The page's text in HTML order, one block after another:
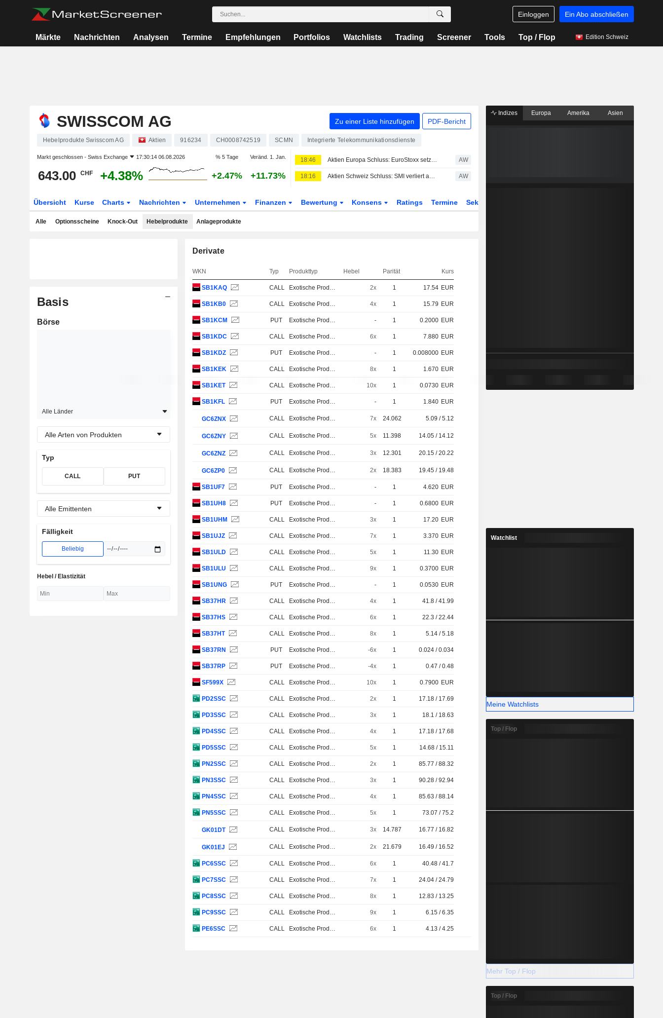
Einloggen Ein Abo abschließen
Märkte Nachrichten Analysen Termine Empfehlungen Portfolios Watchlists Trading Screener Tools Top / Flop Edition Schweiz
SWISSCOM AG Zu einer Liste hinzufügen PDF-Bericht
Hebelprodukte Swisscom AG Aktien 916234 CH0008742519 SCMN Integrierte Telekommunikationsdienste
Markt geschlossen - Swiss Exchange 17:30:14 06.08.2026 % 5 Tage Veränd. 1. Jan.
643.00 CHF +4.38% +2.47% +11.73%
18:46 Aktien Europa Schluss: EuroStoxx setzt Rekordlauf fort - Nahost-Hoffnung AW
18:16 Aktien Schweiz Schluss: SMI verliert an Schwung und beendet Gewinnserie AW
Übersicht Kurse Charts Nachrichten Unternehmen Finanzen Bewertung Konsens Ratings Termine Sektor
Alle Optionsscheine Knock-Out Hebelprodukte Anlageprodukte
Basis
Börse
Alle Länder
Alle Arten von Produkten
Typ
CALL PUT
Alle Emittenten
Fälligkeit
Beliebig
Hebel / Elastizität
Derivate
WKN Typ Produkttyp Hebel Parität Kurs
SB1KAQ CALL Exotische Produkte 2x 1 17.54 EUR
SB1KB0 CALL Exotische Produkte 4x 1 15.79 EUR
SB1KCM PUT Exotische Produkte - 1 0.2000 EUR
SB1KDC CALL Exotische Produkte 6x 1 7.880 EUR
SB1KDZ PUT Exotische Produkte - 1 0.008000 EUR
SB1KEK CALL Exotische Produkte 8x 1 1.670 EUR
SB1KET CALL Exotische Produkte 10x 1 0.0730 EUR
SB1KFL PUT Exotische Produkte - 1 1.840 EUR
GC6ZNX CALL Exotische Produkte 7x 24.062 5.09 / 5.12
GC6ZNY CALL Exotische Produkte 5x 11.398 14.05 / 14.12
GC6ZNZ CALL Exotische Produkte 3x 12.301 20.15 / 20.22
GC6ZP0 CALL Exotische Produkte 2x 18.383 19.45 / 19.48
SB1UF7 PUT Exotische Produkte - 1 4.620 EUR
SB1UH8 PUT Exotische Produkte - 1 0.6800 EUR
SB1UHM CALL Exotische Produkte 3x 1 17.20 EUR
SB1UJZ CALL Exotische Produkte 7x 1 3.370 EUR
SB1ULD CALL Exotische Produkte 5x 1 11.30 EUR
SB1ULU CALL Exotische Produkte 9x 1 0.3700 EUR
SB1UNG PUT Exotische Produkte - 1 0.0530 EUR
SB37HR CALL Exotische Produkte 4x 1 41.8 / 41.99
SB37HS CALL Exotische Produkte 6x 1 22.3 / 22.44
SB37HT CALL Exotische Produkte 8x 1 5.14 / 5.18
SB37RN PUT Exotische Produkte -6x 1 0.024 / 0.034
SB37RP PUT Exotische Produkte -4x 1 0.47 / 0.48
SF599X CALL Exotische Produkte 10x 1 0.7900 EUR
PD2SSC CALL Exotische Produkte 2x 1 17.18 / 17.69
PD3SSC CALL Exotische Produkte 3x 1 18.1 / 18.63
PD4SSC CALL Exotische Produkte 4x 1 17.18 / 17.68
PD5SSC CALL Exotische Produkte 5x 1 14.68 / 15.11
PN2SSC CALL Exotische Produkte 2x 1 85.77 / 88.32
PN3SSC CALL Exotische Produkte 3x 1 90.28 / 92.94
PN4SSC CALL Exotische Produkte 4x 1 85.63 / 88.14
PN5SSC CALL Exotische Produkte 5x 1 73.07 / 75.2
GK01DT CALL Exotische Produkte 3x 14.787 16.77 / 16.82
GK01EJ CALL Exotische Produkte 2x 21.679 16.49 / 16.52
PC6SSC CALL Exotische Produkte 6x 1 40.48 / 41.7
PC7SSC CALL Exotische Produkte 7x 1 24.04 / 24.79
PC8SSC CALL Exotische Produkte 8x 1 12.83 / 13.25
PC9SSC CALL Exotische Produkte 9x 1 6.15 / 6.35
PE6SSC CALL Exotische Produkte 6x 1 4.13 / 4.25
Indizes Europa Amerika Asien
Watchlist
Meine Watchlists
Top / Flop
Mehr Top / Flop
Top / Flop